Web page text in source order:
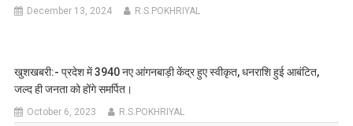
December 13, 2024 R.S.POKHRIYAL
खुशखबरी:- प्रदेश में 3940 नए आंगनबाड़ी केंद्र हुए स्वीकृत, धनराशि हुई आबंटित,
जल्द ही जनता को होंगे समर्पित।
October 6, 2023 R.S.POKHRIYAL